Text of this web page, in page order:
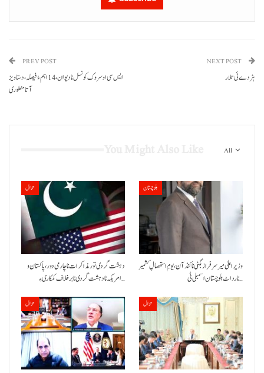
PREV POST
ایس سی او سروک کونسل نا دیوان،14 اہم ءُ فیصلہ،دستاویز
آتا منطوری
NEXT POST
ہڑ دے ئی تلار
All
حوال
دہشت گردی تور مذاکرات نا چارمی دور،پاکستان و
امریکہ نا دہشت گردی نا برخلاف کمکاری ءِ…
بلوچستان
وزیراعلیٰ میر سرفراز بگٹی نا کنڈ آن،یومِ استحصالِ کشمیر
نا رد اٹ بلوچستان اسمبلی ٹی…
حوال حوال